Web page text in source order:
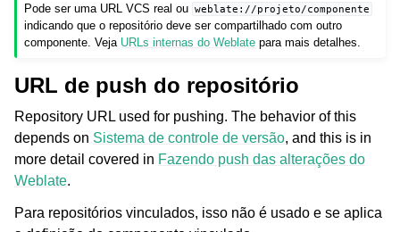
Pode ser uma URL VCS real ou weblate://projeto/componente
indicando que o repositório deve ser compartilhado com outro
componente. Veja URLs internas do Weblate para mais detalhes.
URL de push do repositório
Repository URL used for pushing. The behavior of this
depends on Sistema de controle de versão, and this is in
more detail covered in Fazendo push das alterações do
Weblate.
Para repositórios vinculados, isso não é usado e se aplica